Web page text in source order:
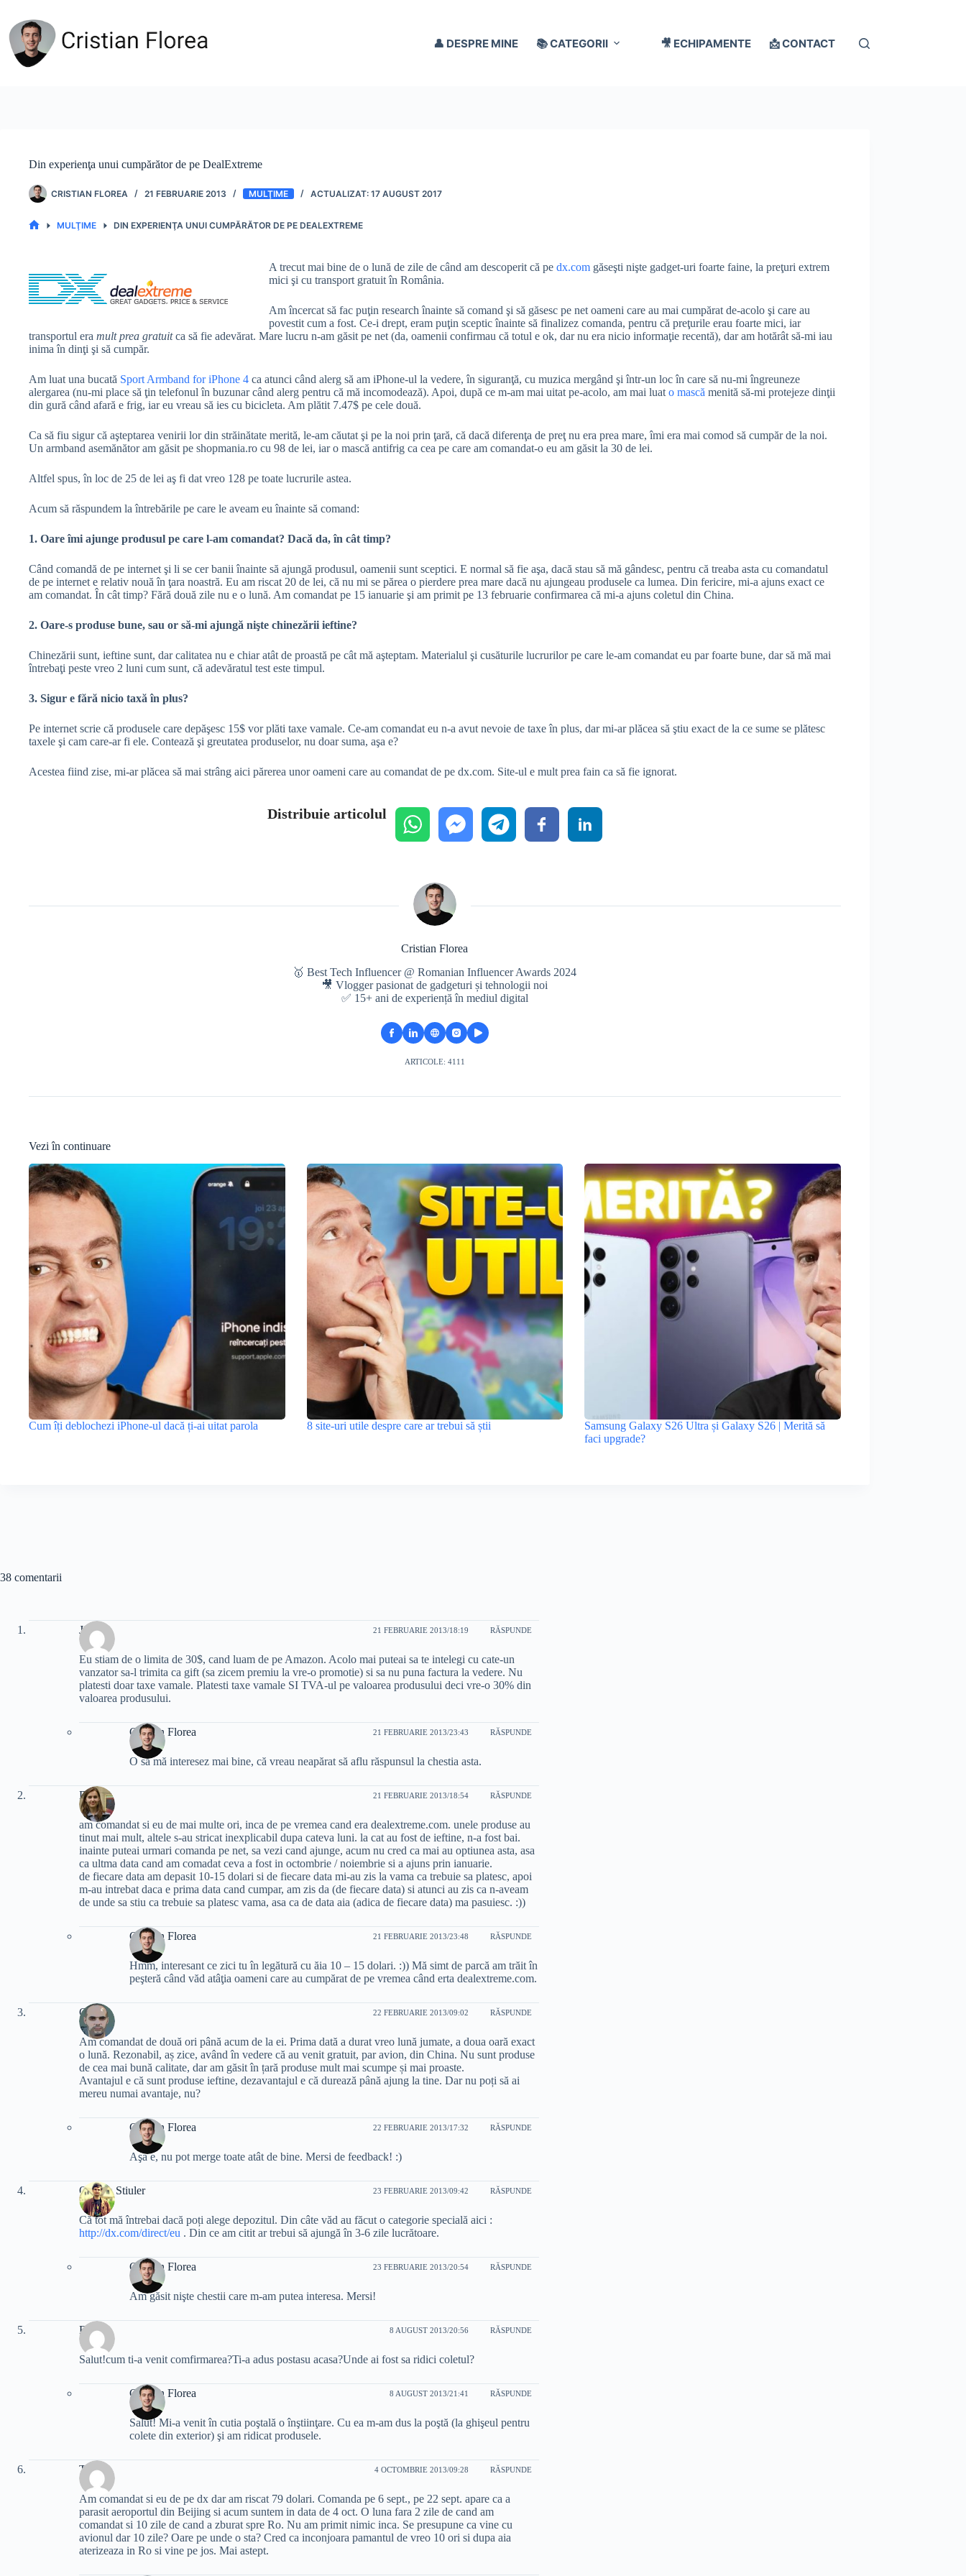
conținut
👤 DESPRE MINE 📚 CATEGORII 🎥 ECHIPAMENTE 📩 CONTACT
Din experienţa unui cumpărător de pe DealExtreme
CRISTIAN FLOREA 21 FEBRUARIE 2013 MULŢIME 17 AUGUST 2017
MULŢIME DIN EXPERIENŢA UNUI CUMPĂRĂTOR DE PE DEALEXTREME
A trecut mai bine de o lună de zile de când am descoperit că pe dx.com găseşti nişte gadget-uri foarte faine, la preţuri extrem
mici şi cu transport gratuit în România.
Am încercat să fac puţin research înainte să comand şi să găsesc pe net oameni care au mai cumpărat de-acolo şi care au
povestit cum a fost. Ce-i drept, eram puţin sceptic înainte să finalizez comanda, pentru că preţurile erau foarte mici, iar
transportul era mult prea gratuitca să fie adevărat. Mare lucru n-am găsit pe net (da, oamenii confirmau că totul e ok, dar nu era nicio informaţie recentă), dar am hotărât să-mi iau
inima în dinţi şi să cumpăr.
Am luat una bucată Sport Armband for iPhone 4 ca atunci când alerg să am iPhone-ul la vedere, în siguranţă, cu muzica mergând şi într-un loc în care să nu-mi îngreuneze
alergarea (nu-mi place să ţin telefonul în buzunar când alerg pentru că mă incomodează). Apoi, după ce m-am mai uitat pe-acolo, am mai luat o mască menită să-mi protejeze dinţii
din gură când afară e frig, iar eu vreau să ies cu bicicleta. Am plătit 7.47$ pe cele două.
Ca să fiu sigur că aşteptarea venirii lor din străinătate merită, le-am căutat şi pe la noi prin ţară, că dacă diferenţa de preţ nu era prea mare, îmi era mai comod să cumpăr de la noi.
Un armband asemănător am găsit pe shopmania.ro cu 98 de lei, iar o mască antifrig ca cea pe care am comandat-o eu am găsit la 30 de lei.
Altfel spus, în loc de 25 de lei aş fi dat vreo 128 pe toate lucrurile astea.
Acum să răspundem la întrebările pe care le aveam eu înainte să comand:
1. Oare îmi ajunge produsul pe care l-am comandat? Dacă da, în cât timp?
Când comandă de pe internet şi li se cer banii înainte să ajungă produsul, oamenii sunt sceptici. E normal să fie aşa, dacă stau să mă gândesc, pentru că treaba asta cu comandatul
de pe internet e relativ nouă în ţara noastră. Eu am riscat 20 de lei, că nu mi se părea o pierdere prea mare dacă nu ajungeau produsele ca lumea. Din fericire, mi-a ajuns exact ce
am comandat. În cât timp? Fără două zile nu e o lună. Am comandat pe 15 ianuarie şi am primit pe 13 februarie confirmarea că mi-a ajuns coletul din China.
2. Oare-s produse bune, sau or să-mi ajungă nişte chinezării ieftine?
Chinezării sunt, ieftine sunt, dar calitatea nu e chiar atât de proastă pe cât mă aşteptam. Materialul şi cusăturile lucrurilor pe care le-am comandat eu par foarte bune, dar să mă mai
întrebaţi peste vreo 2 luni cum sunt, că adevăratul test este timpul.
3. Sigur e fără nicio taxă în plus?
Pe internet scrie că produsele care depăşesc 15$ vor plăti taxe vamale. Ce-am comandat eu n-a avut nevoie de taxe în plus, dar mi-ar plăcea să ştiu exact de la ce sume se plătesc
taxele şi cam care-ar fi ele. Contează şi greutatea produselor, nu doar suma, aşa e?
Acestea fiind zise, mi-ar plăcea să mai strâng aici părerea unor oameni care au comandat de pe dx.com. Site-ul e mult prea fain ca să fie ignorat.
Distribuie articolul
Cristian Florea
🥇 Best Tech Influencer @ Romanian Influencer Awards 2024
🎥 Vlogger pasionat de gadgeturi și tehnologii noi
✅ 15+ ani de experiență în mediul digital
ARTICOLE: 4111
Vezi în continuare
Cum îți deblochezi iPhone-ul dacă ți-ai uitat parola 8 site-uri utile despre care ar trebui să știi
Samsung Galaxy S26 Ultra și Galaxy S26 | Merită să
faci upgrade?
38 comentarii
Jim 21 FEBRUARIE 2013/18:19 RĂSPUNDE
Eu stiam de o limita de 30$, cand luam de pe Amazon. Acolo mai puteai sa te intelegi cu cate-un
vanzator sa-l trimita ca gift (sa zicem premiu la vre-o promotie) si sa nu puna factura la vedere. Nu
platesti doar taxe vamale. Platesti taxe vamale SI TVA-ul pe valoarea produsului deci vre-o 30% din
valoarea produsului.
Cristian Florea 21 FEBRUARIE 2013/23:43 RĂSPUNDE
O să mă interesez mai bine, că vreau neapărat să aflu răspunsul la chestia asta.
Dana 21 FEBRUARIE 2013/18:54 RĂSPUNDE
am comandat si eu de mai multe ori, inca de pe vremea cand era dealextreme.com. unele produse au
tinut mai mult, altele s-au stricat inexplicabil dupa cateva luni. la cat au fost de ieftine, n-a fost bai.
inainte puteai urmari comanda pe net, sa vezi cand ajunge, acum nu cred ca mai au optiunea asta, asa
ca ultma data cand am comadat ceva a fost in octombrie / noiembrie si a ajuns prin ianuarie.
de fiecare data am depasit 10-15 dolari si de fiecare data mi-au zis la vama ca trebuie sa platesc, apoi
m-au intrebat daca e prima data cand cumpar, am zis da (de fiecare data) si atunci au zis ca n-aveam
de unde sa stiu ca trebuie sa platesc vama, asa ca de data aia (adica de fiecare data) ma pasuiesc. :))
Cristian Florea 21 FEBRUARIE 2013/23:48 RĂSPUNDE
Hmm, interesant ce zici tu în legătură cu ăia 10 – 15 dolari. :)) Mă simt de parcă am trăit în
peşteră când văd atâţia oameni care au cumpărat de pe vremea când erta dealextreme.com.
Cipri 22 FEBRUARIE 2013/09:02 RĂSPUNDE
Am comandat de două ori până acum de la ei. Prima dată a durat vreo lună jumate, a doua oară exact
o lună. Rezonabil, aș zice, având în vedere că au venit gratuit, par avion, din China. Nu sunt produse
de cea mai bună calitate, dar am găsit în țară produse mult mai scumpe și mai proaste.
Avantajul e că sunt produse ieftine, dezavantajul e că durează până ajung la tine. Dar nu poți să ai
mereu numai avantaje, nu?
Cristian Florea 22 FEBRUARIE 2013/17:32 RĂSPUNDE
Aşa e, nu pot merge toate atât de bine. Mersi de feedback! :)
Olivian Stiuler 23 FEBRUARIE 2013/09:42 RĂSPUNDE
Că tot mă întrebai dacă poți alege depozitul. Din câte văd au făcut o categorie specială aici :
http://dx.com/direct/eu . Din ce am citit ar trebui să ajungă în 3-6 zile lucrătoare.
Cristian Florea 23 FEBRUARIE 2013/20:54 RĂSPUNDE
Am găsit nişte chestii care m-am putea interesa. Mersi!
Florin 8 AUGUST 2013/20:56 RĂSPUNDE
Salut!cum ti-a venit comfirmarea?Ti-a adus postasu acasa?Unde ai fost sa ridici coletul?
Cristian Florea 8 AUGUST 2013/21:41 RĂSPUNDE
Salut! Mi-a venit în cutia poştală o înştiinţare. Cu ea m-am dus la poştă (la ghişeul pentru
colete din exterior) şi am ridicat produsele.
Tony 4 OCTOMBRIE 2013/09:28 RĂSPUNDE
Am comandat si eu de pe dx dar am riscat 79 dolari. Comanda pe 6 sept., pe 22 sept. apare ca a
parasit aeroportul din Beijing si acum suntem in data de 4 oct. O luna fara 2 zile de cand am
comandat si 10 zile de cand a zburat spre Ro. Nu am primit nimic inca. Se presupune ca vine cu
avionul dar 10 zile? Oare pe unde o sta? Cred ca inconjoara pamantul de vreo 10 ori si dupa aia
aterizeaza in Ro si vine pe jos. Mai astept.